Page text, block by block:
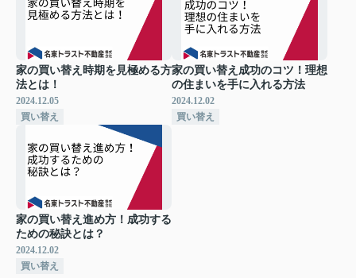
家の買い替え時期を見極める方
法とは！
2024.12.05
買い替え
家の買い替え成功のコツ！理想
の住まいを手に入れる方法
2024.12.02
買い替え
家の買い替え進め方！成功する
ための秘訣とは？
2024.12.02
買い替え